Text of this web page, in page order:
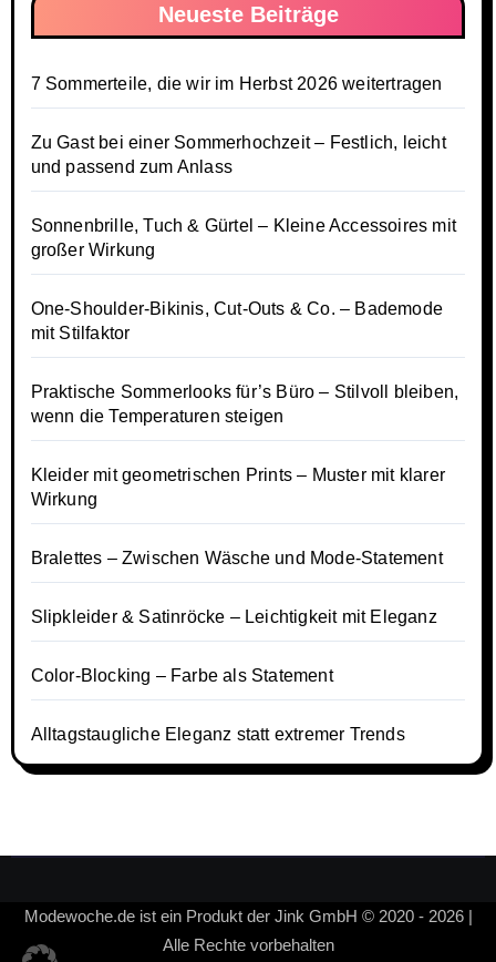
Neueste Beiträge
7 Sommerteile, die wir im Herbst 2026 weitertragen
Zu Gast bei einer Sommerhochzeit – Festlich, leicht
und passend zum Anlass
Sonnenbrille, Tuch & Gürtel – Kleine Accessoires mit
großer Wirkung
One-Shoulder-Bikinis, Cut-Outs & Co. – Bademode
mit Stilfaktor
Praktische Sommerlooks für’s Büro – Stilvoll bleiben,
wenn die Temperaturen steigen
Kleider mit geometrischen Prints – Muster mit klarer
Wirkung
Bralettes – Zwischen Wäsche und Mode-Statement
Slipkleider & Satinröcke – Leichtigkeit mit Eleganz
Color-Blocking – Farbe als Statement
Alltagstaugliche Eleganz statt extremer Trends
Modewoche.de ist ein Produkt der Jink GmbH © 2020 - 2026 |
Alle Rechte vorbehalten